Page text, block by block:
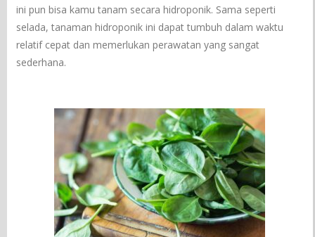
ini pun bisa kamu tanam secara hidroponik. Sama seperti
selada, tanaman hidroponik ini dapat tumbuh dalam waktu
relatif cepat dan memerlukan perawatan yang sangat
sederhana.